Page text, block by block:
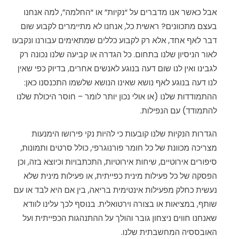
אבל כאשר אנו מדברים על “נקיות” או “החלמה”, למה אנחנו
בעצם מתכוונים? ראשית כל, אנחנו לא מתיימרים לקבוע שום
דבר לאף אחד, אלא רק לקבוע כללים שמתאימים עבורנו ונקבעו
לאור הניסיון שלנו בתחום. כל הגדרה או קביעה שלנו נכונה רק
לגבינו ואין לנו שום דעה בנוגע לאנשים אחרים, בדיוק כפי שאין
לנו דעה בנוגע לאף נושא שאינו הנושא שלשמו התכנסנו כאן:
ההתמודדות שלנו (או אולי נכון יותר לומר – חוסר היכולת שלנו
להתמודד) עם הנפילות.
הגדרות הנקיות שלנו קובעות כי להיות נקי פירושו הימנעות
מצריכה מכוונת של כל חומר פורנוגרפי, כולל סרטים ותמונות,
סיפורים אירוטיים, שיחות אירוטיות, התכתבויות וכיוצא בזה, וכן
הפסקה של כל פעילות מינית כפייתית, או פעילות מינית שלא
נעשית כחלק מפעילות אינטימית בריאה, בין אם היא לבד או עם
שותף, במציאות או בצורה וירטואלית. בנוסף לכך עלינו לוודא
שאנחנו חווים ניצחון גובר והולך על ההתנהגות הכפייתית ועל
האובססיה המחשבתית שלנו.